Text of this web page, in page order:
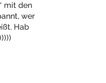
mit den
wer
Hab